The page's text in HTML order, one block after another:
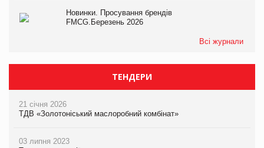
Новинки. Просування брендів
FMCG.Березень 2026
Всі журнали
ТЕНДЕРИ
21 січня 2026
ТДВ «Золотоніський маслоробний комбінат»
03 липня 2023